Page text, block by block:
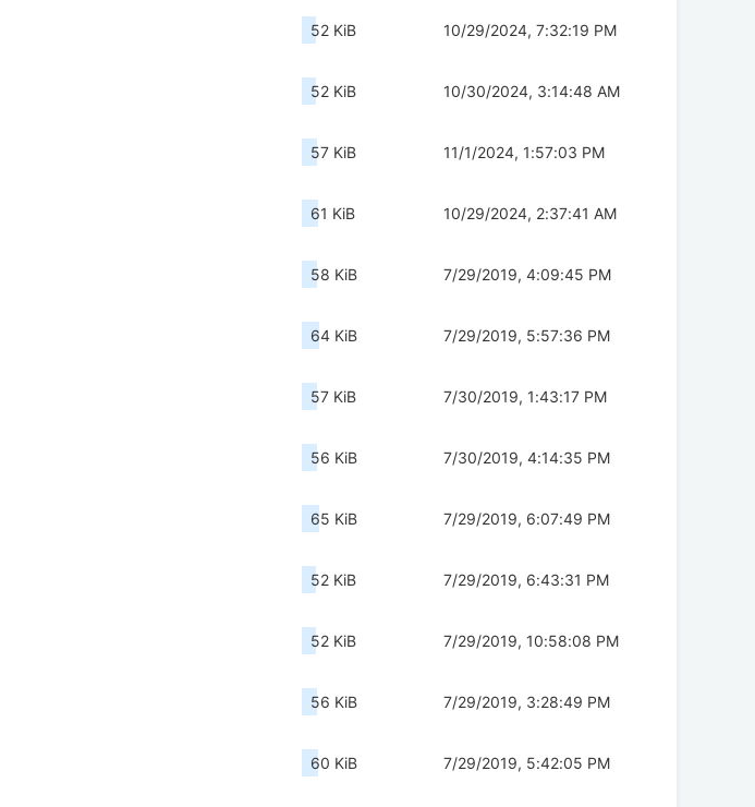
52 KiB 10/29/2024, 7:32:19 PM
52 KiB 10/30/2024, 3:14:48 AM
57 KiB 11/1/2024, 1:57:03 PM
61 KiB 10/29/2024, 2:37:41 AM
58 KiB 7/29/2019, 4:09:45 PM
64 KiB 7/29/2019, 5:57:36 PM
57 KiB 7/30/2019, 1:43:17 PM
56 KiB 7/30/2019, 4:14:35 PM
65 KiB 7/29/2019, 6:07:49 PM
52 KiB 7/29/2019, 6:43:31 PM
52 KiB 7/29/2019, 10:58:08 PM
56 KiB 7/29/2019, 3:28:49 PM
60 KiB 7/29/2019, 5:42:05 PM